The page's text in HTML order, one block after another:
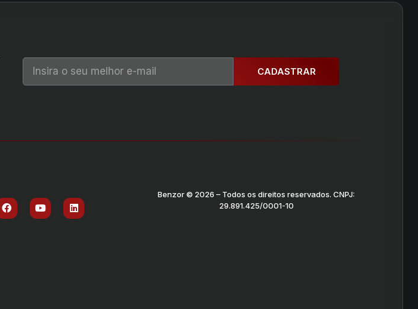
CADASTRAR
Benzor © 2026 – Todos os direitos reservados. CNPJ:
29.891.425/0001-10